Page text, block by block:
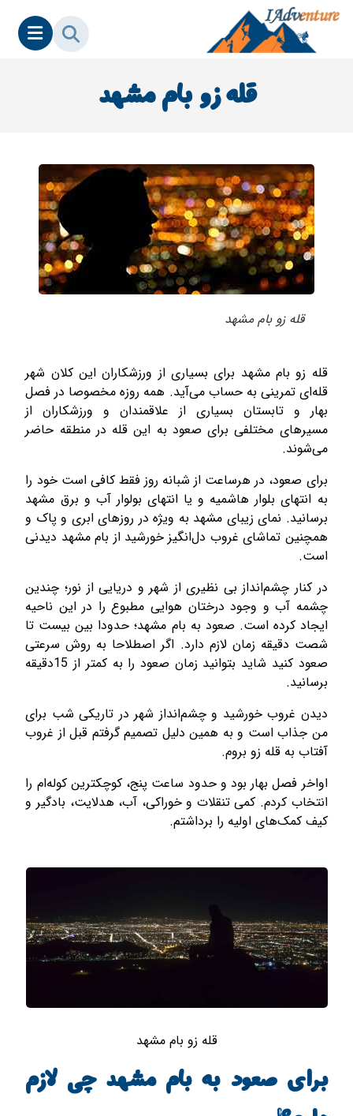
قله زو بام مشهد
قله زو بام مشهد
قله زو بام مشهد برای بسیاری از ورزشکاران این کلان شهر
قله‌ای تمرینی به حساب می‌آید. همه روزه مخصوصا در فصل
بهار و تابستان بسیاری از علاقمندان و ورزشکاران از
مسیرهای مختلفی برای صعود به این قله در منطقه حاضر
می‌شوند.
برای صعود، در هرساعت از شبانه روز فقط کافی است خود را
به انتهای بلوار هاشمیه و یا انتهای بولوار آب و برق مشهد
برسانید. نمای زیبای مشهد به ویژه در روزهای ابری و پاک و
همچنین تماشای غروب دل‌انگیز خورشید از بام مشهد دیدنی
است.
در کنار چشم‌انداز بی نظیری از شهر و دریایی از نور؛ چندین
چشمه آب و وجود درختان هوایی مطبوع را در این ناحیه
ایجاد کرده است. صعود به بام مشهد؛ حدودا بین بیست تا
شصت دقیقه زمان لازم دارد. اگر اصطلاحا به روش سرعتی
صعود کنید شاید بتوانید زمان صعود را به کمتر از 15دقیقه
برسانید.
دیدن غروب خورشید و چشم‌انداز شهر در تاریکی شب برای
من جذاب است و به همین دلیل تصمیم گرفتم قبل از غروب
آفتاب به قله زو بروم.
اواخر فصل بهار بود و حدود ساعت پنج، کوچکترین کوله‌­ام را
انتخاب کردم. کمی تنقلات و خوراکی، آب، هدلایت، بادگیر و
کیف کمک‌های اولیه را برداشتم.
قله زو بام مشهد
برای صعود به بام مشهد چی لازم